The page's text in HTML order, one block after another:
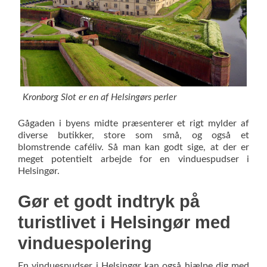
Kronborg Slot er en af Helsingørs perler
Gågaden i byens midte præsenterer et rigt mylder af
diverse butikker, store som små, og også et
blomstrende caféliv. Så man kan godt sige, at der er
meget potentielt arbejde for en vinduespudser i
Helsingør.
Gør et godt indtryk på
turistlivet i Helsingør med
vinduespolering